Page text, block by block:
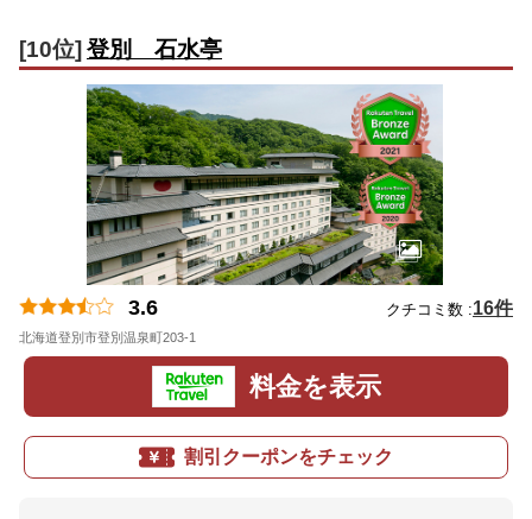
[10位] 登別 石水亭
3.6 クチコミ数 :16件
北海道登別市登別温泉町203-1
料金を表示
割引クーポンをチェック